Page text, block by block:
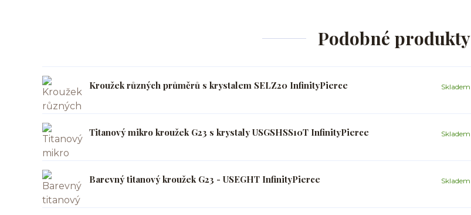
Podobné produkty
Kroužek různých průměrů s krystalem SELZ20 InfinityPierce Skladem
Titanový mikro kroužek G23 s krystaly USGSHSS10T InfinityPierce Skladem
Barevný titanový kroužek G23 - USEGHT InfinityPierce Skladem